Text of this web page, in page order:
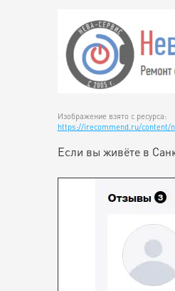
Изображение взято с ресурса:
https://irecommend.ru/content/
Если вы живёте в